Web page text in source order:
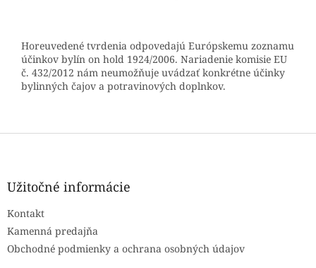
Horeuvedené tvrdenia odpovedajú Európskemu zoznamu
účinkov bylín on hold 1924/2006. Nariadenie komisie EU
č. 432/2012 nám neumožňuje uvádzať konkrétne účinky
bylinných čajov a potravinových doplnkov.
Z
Užitočné informácie
Kontakt
Kamenná predajňa
Obchodné podmienky a ochrana osobných údajov